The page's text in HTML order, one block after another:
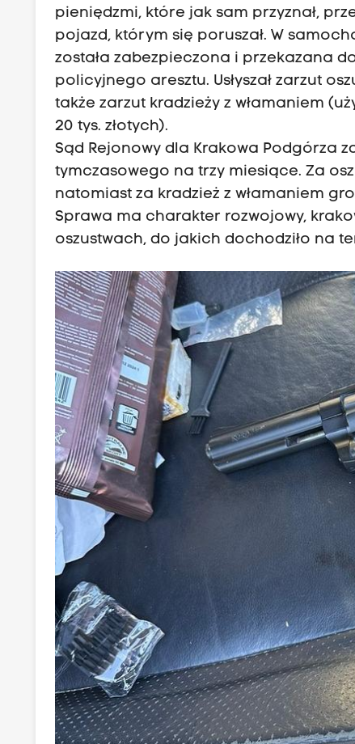
pieniędzmi, które jak sam przyznał,
pojazd, którym się poruszał. W
została zabezpieczona i przekazana
policyjnego aresztu. Usłyszał zarzut
także zarzut kradzieży z włamaniem
20 tys. złotych).
Sąd Rejonowy dla Krakowa Podgórza
tymczasowego na trzy miesiące. Za
natomiast za kradzież z włamaniem
Sprawa ma charakter rozwojowy,
oszustwach, do jakich dochodziło na